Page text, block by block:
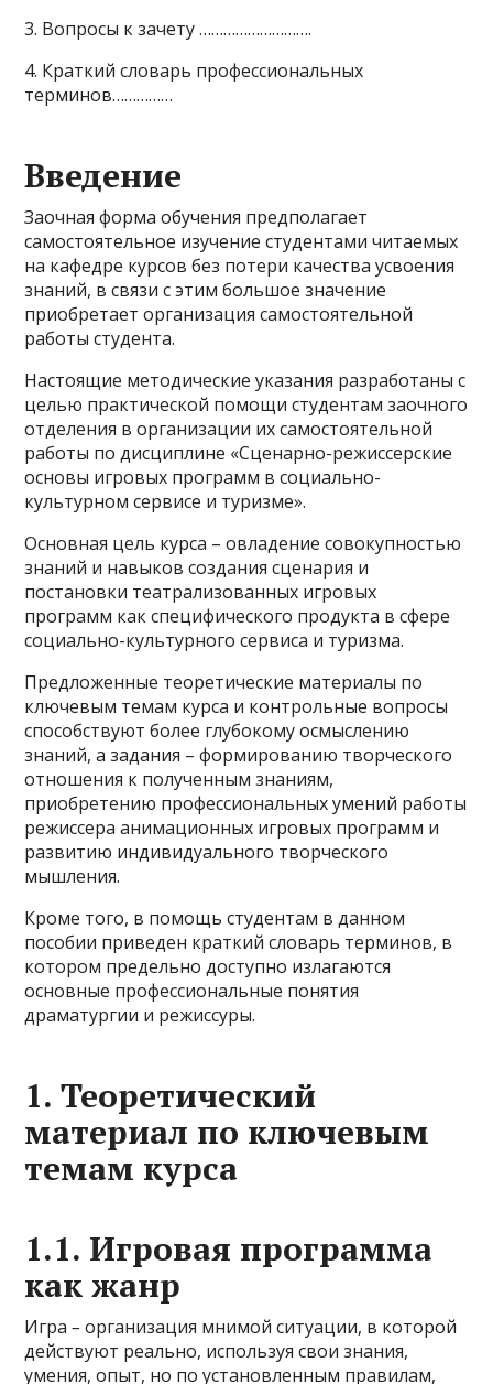
3. Вопросы к зачету ……………………….
4. Краткий словарь профессиональных
терминов……………
Введение
Заочная форма обучения предполагает
самостоятельное изучение студентами читаемых
на кафедре курсов без потери качества усвоения
знаний, в связи с этим большое значение
приобретает организация самостоятельной
работы студента.
Настоящие методические указания разработаны с
целью практической помощи студентам заочного
отделения в организации их самостоятельной
работы по дисциплине «Сценарно-режиссерские
основы игровых программ в социально-
культурном сервисе и туризме».
Основная цель курса – овладение совокупностью
знаний и навыков создания сценария и
постановки театрализованных игровых
программ как специфического продукта в сфере
социально-культурного сервиса и туризма.
Предложенные теоретические материалы по
ключевым темам курса и контрольные вопросы
способствуют более глубокому осмыслению
знаний, а задания – формированию творческого
отношения к полученным знаниям,
приобретению профессиональных умений работы
режиссера анимационных игровых программ и
развитию индивидуального творческого
мышления.
Кроме того, в помощь студентам в данном
пособии приведен краткий словарь терминов, в
котором предельно доступно излагаются
основные профессиональные понятия
драматургии и режиссуры.
1. Теоретический
материал по ключевым
темам курса
1.1. Игровая программа
как жанр
Игра– организация мнимой ситуации, в которой
действуют реально, используя свои знания,
умения, опыт, но по установленным правилам,